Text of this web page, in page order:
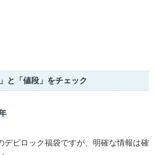
と「値段」をチェック
デビロック福袋ですが、明確な情報は確